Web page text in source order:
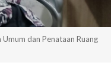
dan Penataan Ruang